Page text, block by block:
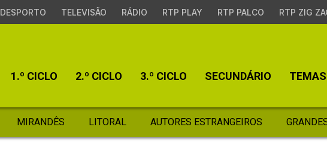
DESPORTO TELEVISÃO RÁDIO RTP PLAY RTP PALCO RTP ZIG
1.º CICLO 2.º CICLO 3.º CICLO SECUNDÁRIO TEMAS
MIRANDÊS LITORAL AUTORES ESTRANGEIROS